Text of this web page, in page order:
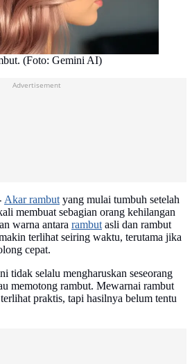
(Foto: Gemini AI)
Advertisement
Akar rambutyang mulai tumbuh setelah
membuat sebagian orang kehilangan
warna antara rambutasli dan rambut
terlihat seiring waktu, terutama jika
cepat.
tidak selalu mengharuskan seseorang
memotong rambut. Mewarnai rambut
praktis, tapi hasilnya belum tentu